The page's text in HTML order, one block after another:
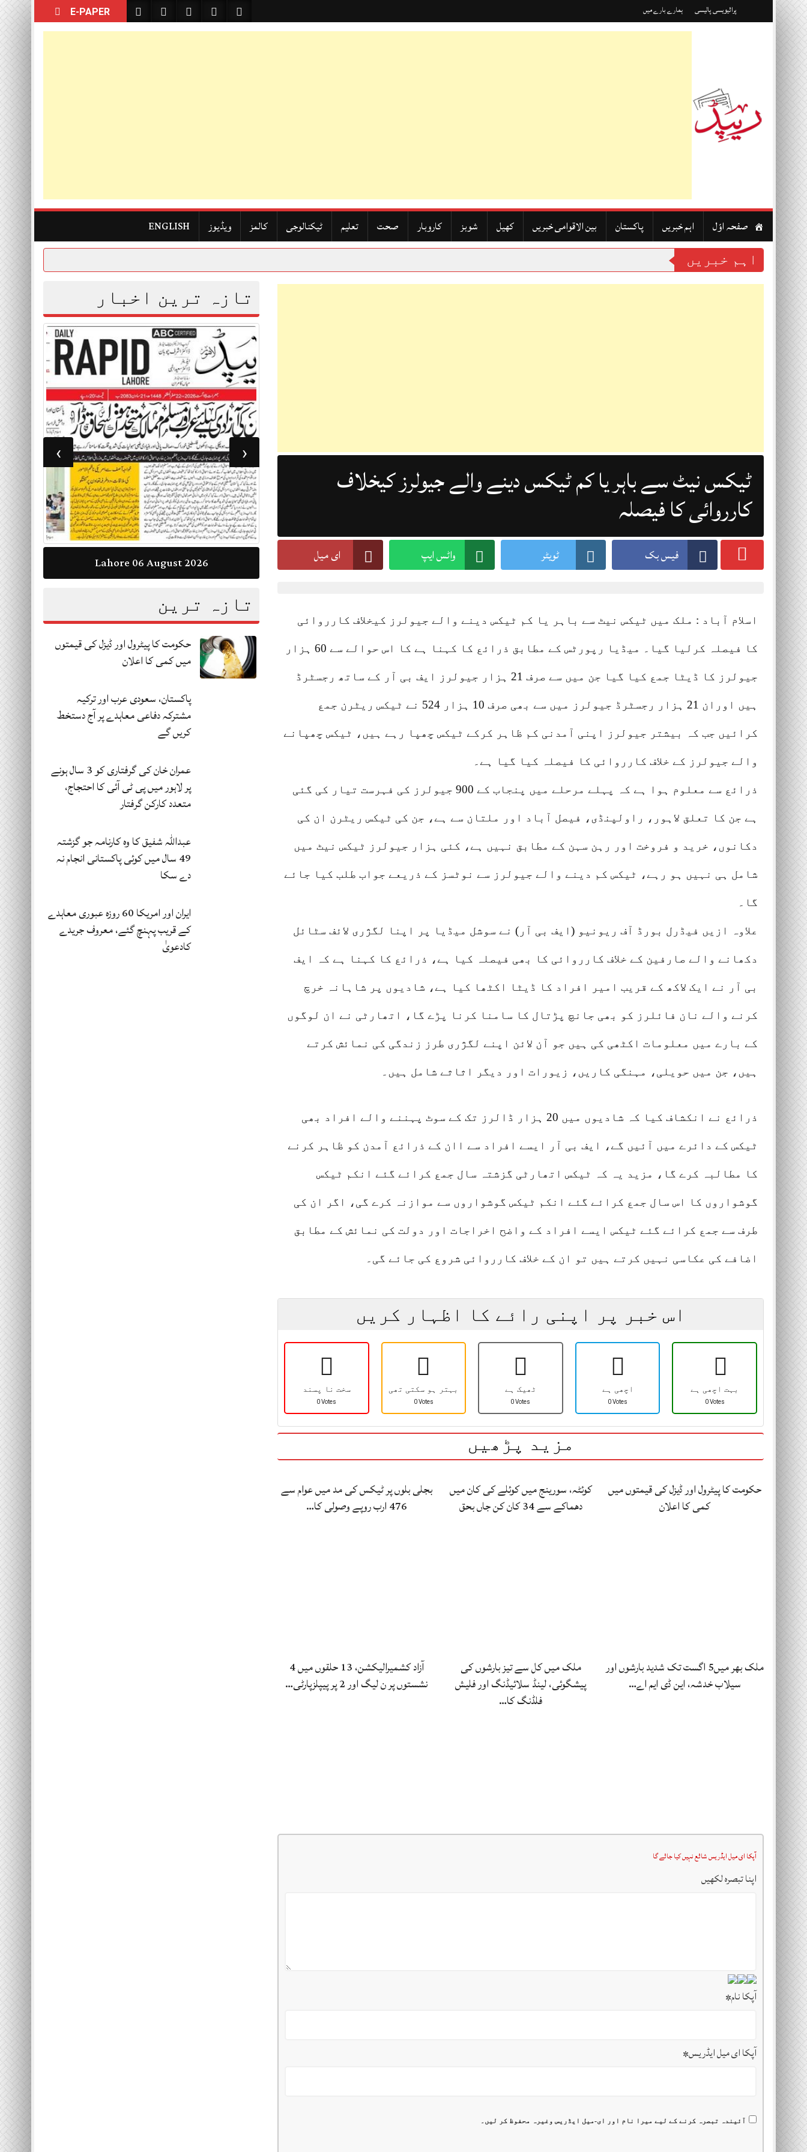
content
E-PAPER پرائیویسی پالیسی ہمارے بارے میں
صفحہ اوّل اہم خبریں پاکستان بین الاقوامی خبریں کھیل شوبز کاروبار صحت تعلیم ٹیکنالوجی کالمز ویڈیوز ENGLISH
اہم خبریں
تازہ ترین اخبار
Lahore 03 August 2026
Lahore 06 August 2026
‹
›
تازہ ترین
حکومت کا پیٹرول اور ڈیزل کی قیمتوں
میں کمی کا اعلان
پاکستان، سعودی عرب اور ترکیہ
مشترکہ دفاعی معاہدے پر آج دستخط
کریں گے
عمران خان کی گرفتاری کو 3 سال ہونے
پر لاہور میں پی ٹی آئی کا احتجاج،
متعدد کارکن گرفتار
عبداللہ شفیق کا وہ کارنامہ جو گزشتہ
49 سال میں کوئی پاکستانی انجام نہ
دے سکا
ایران اور امریکا 60 روزہ عبوری معاہدے
کے قریب پہنچ گئے، معروف جریدے
کادعویٰ
ٹیکس نیٹ سے باہر یا کم ٹیکس دینے والے جیولرز کیخلاف
کارروائی کا فیصلہ
فیس بک ٹویٹر واٹس ایپ ای میل
اسلام آباد : ملک میں ٹیکس نیٹ سے باہر یا کم ٹیکس دینے والے جیولرز کیخلاف کارروائی
کا فیصلہ کرلیا گیا۔ میڈیا رپورٹس کے مطابق ذرائع کا کہنا ہے کا اس حوالے سے 60 ہزار
جیولرز کا ڈیٹا جمع کیا گیا جن میں سے صرف 21 ہزار جیولرز ایف بی آر کے ساتھ رجسٹرڈ
ہیں اوران 21 ہزار رجسٹرڈ جیولرز میں سے بھی صرف 10 ہزار 524 نے ٹیکس ریٹرن جمع
کرائیں جب کہ بیشتر جیولرز اپنی آمدنی کم ظاہر کرکے ٹیکس چھپا رہے ہیں، ٹیکس چھپانے
والے جیولرز کے خلاف کارروائی کا فیصلہ کیا گیا ہے۔
ذرائع سے معلوم ہوا ہے کہ پہلے مرحلے میں پنجاب کے 900 جیولرز کی فہرست تیار کی گئی
ہے جن کا تعلق لاہور، راولپنڈی، فیصل آباد اور ملتان سے ہے، جن کی ٹیکس ریٹرن ان کی
دکانوں، خرید و فروخت اور رہن سہن کے مطابق نہیں ہے، کئی ہزار جیولرز ٹیکس نیٹ میں
شامل ہی نہیں ہو رہے، ٹیکس کم دینے والے جیولرز سے نوٹسز کے ذریعے جواب طلب کیا جائے
گا۔
علاوہ ازیں فیڈرل بورڈ آف ریونیو (ایف بی آر) نے سوشل میڈیا پر اپنا لگژری لائف سٹائل
دکھانے والے صارفین کے خلاف کارروائی کا بھی فیصلہ کیا ہے، ذرائع کا کہنا ہے کہ ایف
بی آر نے ایک لاکھ کے قریب امیر افراد کا ڈیٹا اکٹھا کیا ہے، شادیوں پر شاہانہ خرچ
کرنے والے نان فائلرز کو بھی جانچ پڑتال کا سامنا کرنا پڑے گا، اتھارٹی نے ان لوگوں
کے بارے میں معلومات اکٹھی کی ہیں جو آن لائن اپنے لگژری طرز زندگی کی نمائش کرتے
ہیں، جن میں حویلی، مہنگی کاریں، زیورات اور دیگر اثاثے شامل ہیں۔
ذرائع نے انکشاف کیا کہ شادیوں میں 20 ہزار ڈالرز تک کے سوٹ پہننے والے افراد بھی
ٹیکس کے دائرے میں آئیں گے، ایف بی آر ایسے افراد سے اان کے ذرائع آمدن کو ظاہر کرنے
کا مطالبہ کرے گا، مزید یہ کہ ٹیکس اتھارٹی گزشتہ سال جمع کرائے گئے انکم ٹیکس
گوشواروں کا اس سال جمع کرائے گئے انکم ٹیکس گوشواروں سے موازنہ کرے گی، اگر ان کی
طرف سے جمع کرائے گئے ٹیکس ایسے افراد کے واضح اخراجات اور دولت کی نمائش کے مطابق
اضافے کی عکاسی نہیں کرتے ہیں تو ان کے خلاف کارروائی شروع کی جائے گی۔
اس خبر پر اپنی رائے کا اظہار کریں
سخت نا پسند
0 Votes
بہتر ہو سکتی تھی
0 Votes
ٹھیک ہے
0 Votes
اچھی ہے
0 Votes
بہت اچھی ہے
0 Votes
مزید پڑھیں
حکومت کا پیٹرول اور ڈیزل کی قیمتوں میں
کمی کا اعلان
کوئٹہ، سورینج میں کوئلے کی کان میں
دھماکے سے 34 کان کن جاں بحق
بجلی بلوں پر ٹیکس کی مد میں عوام سے
476 ارب روپے وصولی کا…
ملک بھر میں5 اگست تک شدید بارشوں اور
سیلاب خدشہ، این ڈی ایم اے…
ملک میں کل سے تیز بارشوں کی
پیشگوئی، لینڈ سلائیڈنگ اور فلیش
فلڈنگ کا…
آزاد کشمیرالیکشن، 13 حلقوں میں 4
نشستوں پر ن لیگ اور 2 پر پیپلزپارٹی…
آپکا ای میل ایڈریس شائع نہیں کیا جائے گا
اپنا تبصرہ لکھیں
آپکا نام*
آپکا ای میل ایڈریس*
آئیندہ تبصرہ کرنے کے لیے میرا نام اور ای-میل ایڈریس وغیرہ محفوظ کر لیں۔